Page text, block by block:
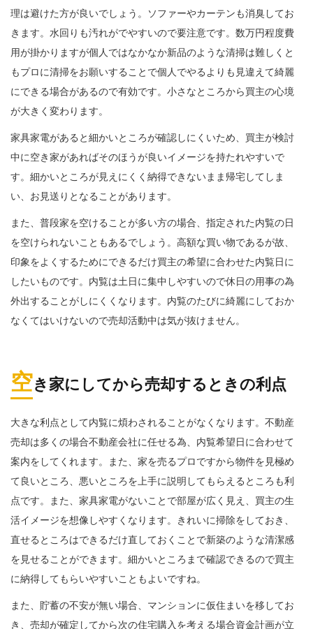
理は避けた方が良いでしょう。ソファーやカーテンも消臭してお
きます。水回りも汚れがでやすいので要注意です。数万円程度費
用が掛かりますが個人ではなかなか新品のような清掃は難しくと
もプロに清掃をお願いすることで個人でやるよりも見違えて綺麗
にできる場合があるので有効です。小さなところから買主の心境
が大きく変わります。
家具家電があると細かいところが確認しにくいため、買主が検討
中に空き家があればそのほうが良いイメージを持たれやすいで
す。細かいところが見えにくく納得できないまま帰宅してしま
い、お見送りとなることがあります。
また、普段家を空けることが多い方の場合、指定された内覧の日
を空けられないこともあるでしょう。高額な買い物であるが故、
印象をよくするためにできるだけ買主の希望に合わせた内覧日に
したいものです。内覧は土日に集中しやすいので休日の用事の為
外出することがしにくくなります。内覧のたびに綺麗にしておか
なくてはいけないので売却活動中は気が抜けません。
空き家にしてから売却するときの利点
大きな利点として内覧に煩わされることがなくなります。不動産
売却は多くの場合不動産会社に任せる為、内覧希望日に合わせて
案内をしてくれます。また、家を売るプロですから物件を見極め
て良いところ、悪いところを上手に説明してもらえるところも利
点です。また、家具家電がないことで部屋が広く見え、買主の生
活イメージを想像しやすくなります。きれいに掃除をしておき、
直せるところはできるだけ直しておくことで新築のような清潔感
を見せることができます。細かいところまで確認できるので買主
に納得してもらいやすいこともよいですね。
また、貯蓄の不安が無い場合、マンションに仮住まいを移してお
き、売却が確定してから次の住宅購入を考える場合資金計画が立